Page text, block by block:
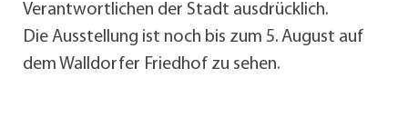
Verantwortlichen der Stadt ausdrücklich.
Die Ausstellung ist noch bis zum 5. August auf
dem Walldorfer Friedhof zu sehen.